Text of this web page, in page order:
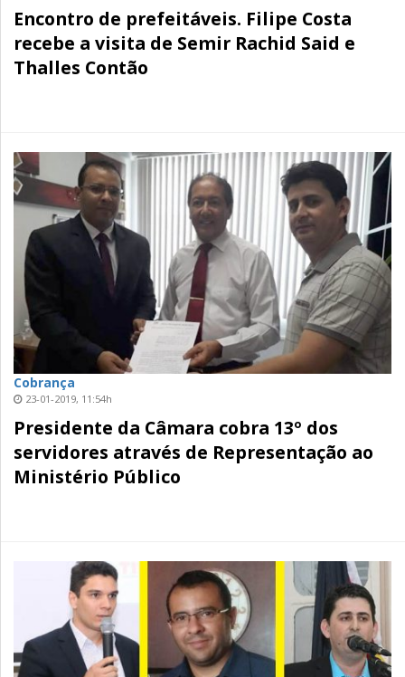
Encontro de prefeitáveis. Filipe Costa
recebe a visita de Semir Rachid Said e
Thalles Contão
Cobrança
23-01-2019, 11:54h
Presidente da Câmara cobra 13º dos
servidores através de Representação ao
Ministério Público